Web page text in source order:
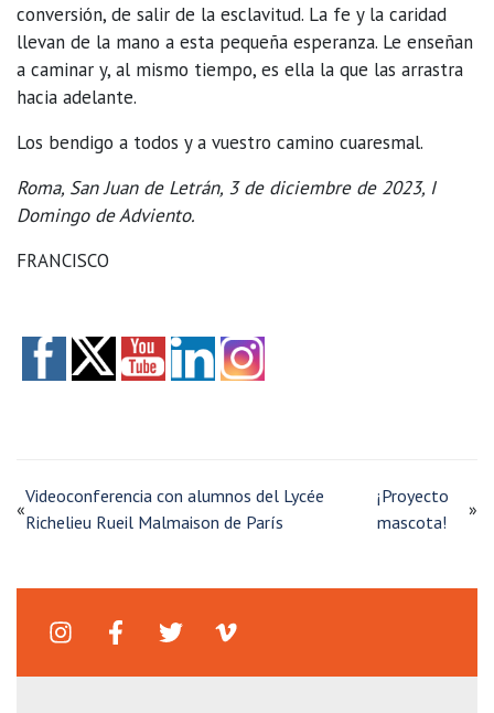
conversión, de salir de la esclavitud. La fe y la caridad
llevan de la mano a esta pequeña esperanza. Le enseñan
a caminar y, al mismo tiempo, es ella la que las arrastra
hacia adelante.
Los bendigo a todos y a vuestro camino cuaresmal.
Roma, San Juan de Letrán, 3 de diciembre de 2023, I
Domingo de Adviento.
FRANCISCO
«
Videoconferencia con alumnos del Lycée
Richelieu Rueil Malmaison de París
¡Proyecto
mascota!
»